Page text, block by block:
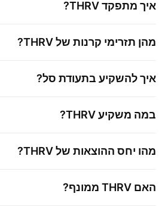
איך מתפקדTHRV
?
מהן תזרימי קרנות שלTHRV
?
איך להשקיע בתעודת סל?
במה משקיעTHRV
?
מהו יחס ההוצאות שלTHRV
?
האם THRV ממונף?